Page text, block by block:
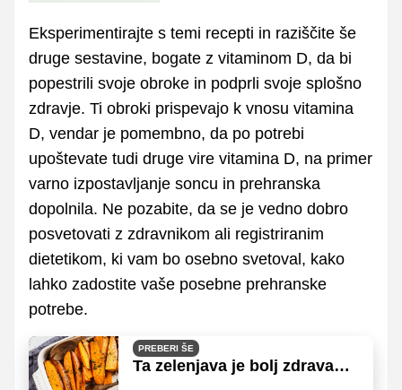
Eksperimentirajte s temi recepti in raziščite še
druge sestavine, bogate z vitaminom D, da bi
popestrili svoje obroke in podprli svoje splošno
zdravje. Ti obroki prispevajo k vnosu vitamina
D, vendar je pomembno, da po potrebi
upoštevate tudi druge vire vitamina D, na primer
varno izpostavljanje soncu in prehranska
dopolnila. Ne pozabite, da se je vedno dobro
posvetovati z zdravnikom ali registriranim
dietetikom, ki vam bo osebno svetoval, kako
lahko zadostite vaše posebne prehranske
potrebe.
PREBERI ŠE
Ta zelenjava je bolj zdrava